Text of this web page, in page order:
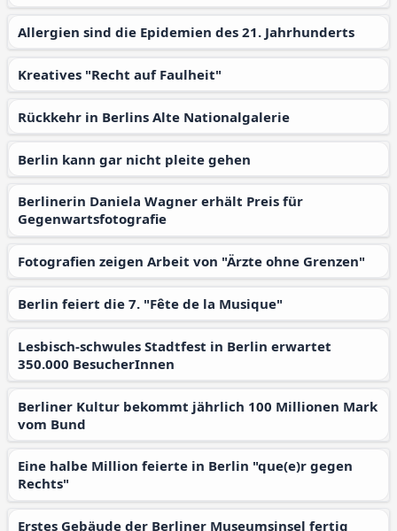
Allergien sind die Epidemien des 21. Jahrhunderts
Kreatives "Recht auf Faulheit"
Rückkehr in Berlins Alte Nationalgalerie
Berlin kann gar nicht pleite gehen
Berlinerin Daniela Wagner erhält Preis für
Gegenwartsfotografie
Fotografien zeigen Arbeit von "Ärzte ohne Grenzen"
Berlin feiert die 7. "Fête de la Musique"
Lesbisch-schwules Stadtfest in Berlin erwartet
350.000 BesucherInnen
Berliner Kultur bekommt jährlich 100 Millionen Mark
vom Bund
Eine halbe Million feierte in Berlin "que(e)r gegen
Rechts"
Erstes Gebäude der Berliner Museumsinsel fertig